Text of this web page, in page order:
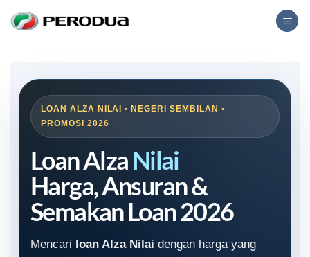
content
LOAN ALZA NILAI • NEGERI SEMBILAN •
PROMOSI 2026
Loan AlzaNilai
Harga, Ansuran &
Semakan Loan 2026
Mencari loan Alza Nilai dengan harga yang